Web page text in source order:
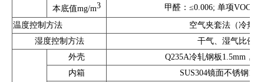
本底值mg/m3
甲醛：≤0.006; 单项
温度控制方法
空气夹套法（冷热
湿度控制方法
干气、湿气比例
外壳
Q235A冷轧钢板1.5mm，
内箱
SUS304镜面不锈钢